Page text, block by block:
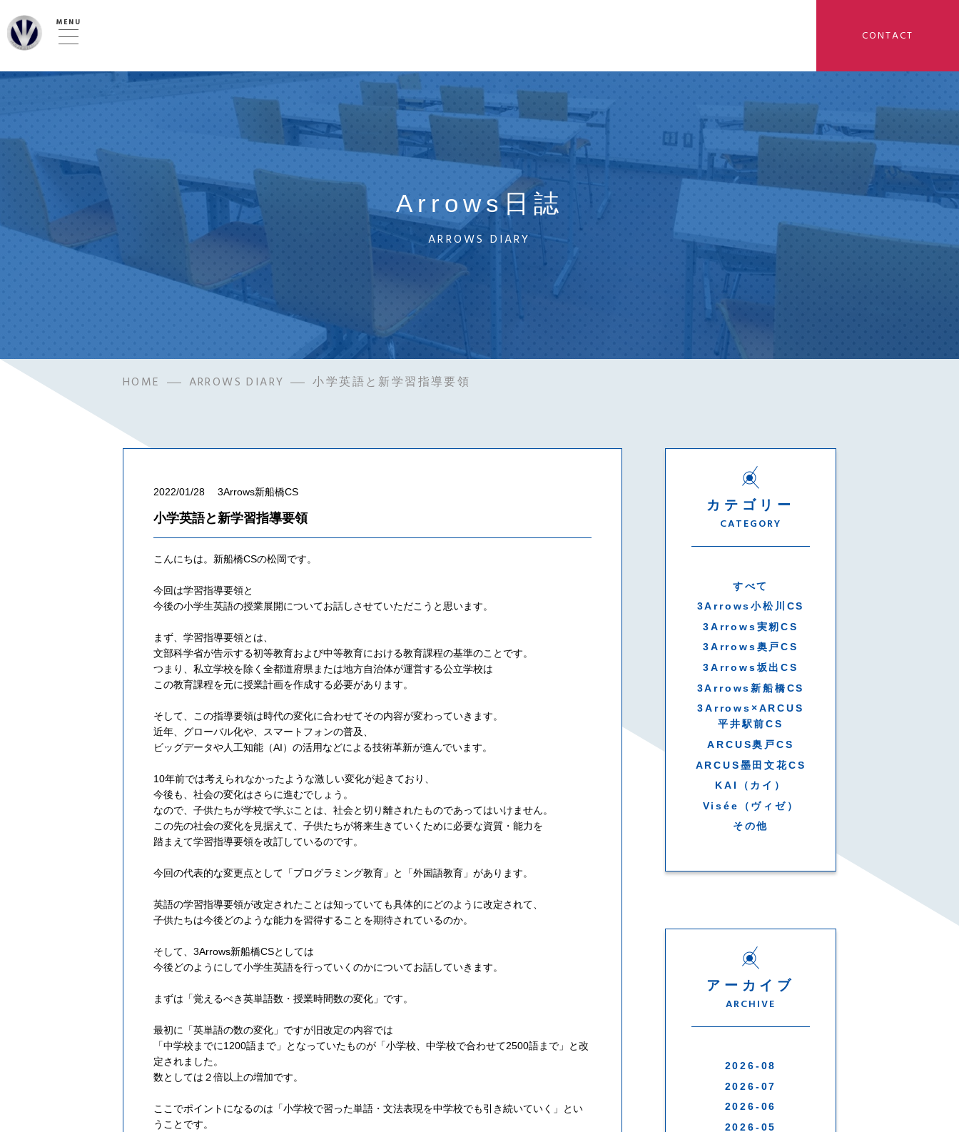
CONTACT
Arrows日誌
ARROWS DIARY
HOME ARROWS DIARY 小学英語と新学習指導要領
2022/01/28 3Arrows新船橋CS
小学英語と新学習指導要領
こんにちは。新船橋CSの松岡です。
今回は学習指導要領と
今後の小学生英語の授業展開についてお話しさせていただこうと思います。
まず、学習指導要領とは、
文部科学省が告示する初等教育および中等教育における教育課程の基準のことです。
つまり、私立学校を除く全都道府県または地方自治体が運営する公立学校は
この教育課程を元に授業計画を作成する必要があります。
そして、この指導要領は時代の変化に合わせてその内容が変わっていきます。
近年、グローバル化や、スマートフォンの普及、
ビッグデータや人工知能（AI）の活用などによる技術革新が進んでいます。
10年前では考えられなかったような激しい変化が起きており、
今後も、社会の変化はさらに進むでしょう。
なので、子供たちが学校で学ぶことは、社会と切り離されたものであってはいけません。
この先の社会の変化を見据えて、子供たちが将来生きていくために必要な資質・能力を
踏まえて学習指導要領を改訂しているのです。
今回の代表的な変更点として「プログラミング教育」と「外国語教育」があります。
英語の学習指導要領が改定されたことは知っていても具体的にどのように改定されて、
子供たちは今後どのような能力を習得することを期待されているのか。
そして、3Arrows新船橋CSとしては
今後どのようにして小学生英語を行っていくのかについてお話していきます。
まずは「覚えるべき英単語数・授業時間数の変化」です。
最初に「英単語の数の変化」ですが旧改定の内容では
「中学校までに1200語まで」となっていたものが「小学校、中学校で合わせて2500語まで」と改
定されました。
数としては２倍以上の増加です。
ここでポイントになるのは「小学校で習った単語・文法表現を中学校でも引き続いていく」とい
うことです。
カテゴリー
CATEGORY
すべて
3Arrows小松川CS
3Arrows実籾CS
3Arrows奥戸CS
3Arrows坂出CS
3Arrows新船橋CS
3Arrows×ARCUS
平井駅前CS
ARCUS奥戸CS
ARCUS墨田文花CS
KAI（カイ）
Visée（ヴィゼ）
その他
アーカイブ
ARCHIVE
2026-08
2026-07
2026-06
2026-05